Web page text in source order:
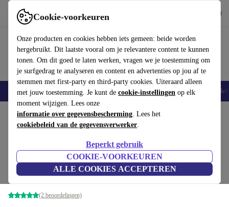
Cookie-voorkeuren
Onze producten en cookies hebben iets gemeen: beide worden
hergebruikt. Dit laatste vooral om je relevantere content te kunnen
tonen. Om dit goed te laten werken, vragen we je toestemming om
je surfgedrag te analyseren en content en advertenties op jou af te
stemmen met first-party en third-party cookies. Uiteraard alleen
met jouw toestemming. Je kunt de cookie-instellingen op elk
moment wijzigen. Lees onze
informatie over gegevensbescherming. Lees het
cookiebeleid van de gegevensverwerker.
Beperkt gebruik
COOKIE-VOORKEUREN
ALLE COOKIES ACCEPTEREN
Gebruik refurbed snel en eenvoudig
Smartphones Laptops Tablets Smartwatches Accessoires
Home Producten Laptops Lenovo Laptops
Lenovo ThinkPad L14 G1 | i5-
10310U | 14"
8 GB | 250 GB SSD | Toetsenbordverlichting |
(2 beoordelingen)
€289,99